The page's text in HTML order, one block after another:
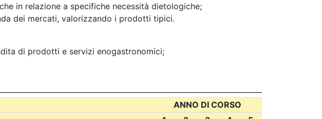
in relazione a specifiche necessità dietologiche;
dei mercati, valorizzando i prodotti tipici.
di prodotti e servizi enogastronomici;
ANNO DI CORSO